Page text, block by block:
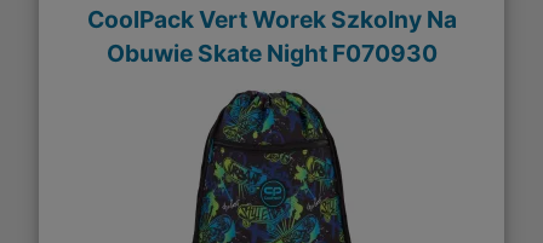
CoolPack Vert Worek Szkolny Na
Obuwie Skate Night F070930